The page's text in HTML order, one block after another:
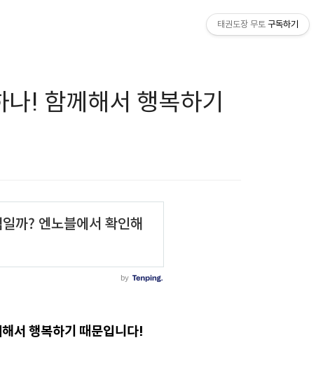
! 함께해서 행복하기
서 행복하기 때문입니다!
태권도장 무토 구독하기